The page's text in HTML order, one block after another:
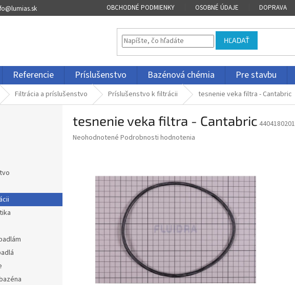
OBCHODNÉ PODMIENKY OSOBNÉ ÚDAJE DOPRAVA
HĽADAŤ
Referencie Príslušenstvo Bazénová chémia Pre stavbu
Filtrácia a príslušenstvo Príslušenstvo k filtrácii tesnenie veka filtra - Cantabric
tesnenie veka filtra - Cantabric 4404180201
Priemerné
hviezdičiek.
Neohodnotené Podrobnosti hodnotenia